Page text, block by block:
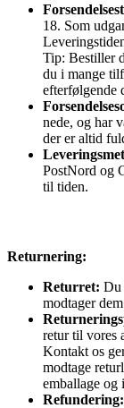
18. Som
Tip: Bestiller
du i mange
efterfølgende
nede, og har
der er altid
PostNord og
til tiden.
Returnering:
Returret: Du
modtager
retur til vores
Kontakt os
modtage
emballage og
Refundering: